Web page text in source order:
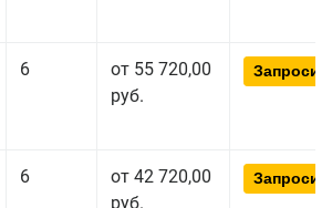
6
от 55 720,00
руб.
6
от 42 720,00
руб.